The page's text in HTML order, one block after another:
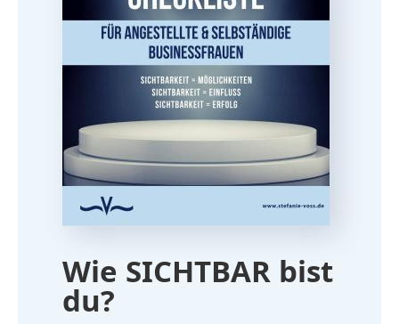
Wie SICHTBAR bist
du?